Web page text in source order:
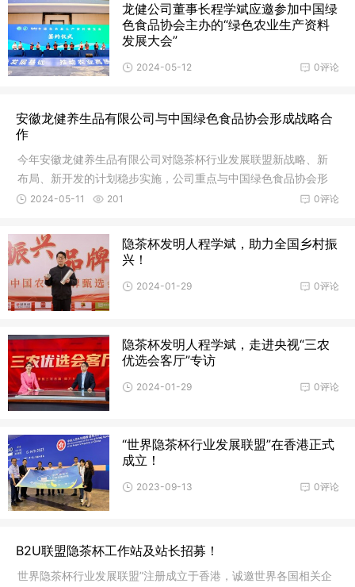
龙健公司董事长程学斌应邀参加中国绿
色食品协会主办的“绿色农业生产资料
发展大会”
0评论
2024-05-12
安徽龙健养生品有限公司与中国绿色食品协会形成战略合
作
今年安徽龙健养生品有限公司对隐茶杯行业发展联盟新战略、新
布局、新开发的计划稳步实施，公司重点与中国绿色食品协会形
成战略合作！有序整体推进！5月11日，公司董事长在宜宾投资商
0评论
2024-05-11 201
隐茶杯发明人程学斌，助力全国乡村振
兴！
0评论
2024-01-29
隐茶杯发明人程学斌，走进央视“三农
优选会客厅”专访
0评论
2024-01-29
“世界隐茶杯行业发展联盟”在香港正式
成立！
0评论
2023-09-13
B2U联盟隐茶杯工作站及站长招募！
世界隐茶杯行业发展联盟”注册成立于香港，诚邀世界各国相关企